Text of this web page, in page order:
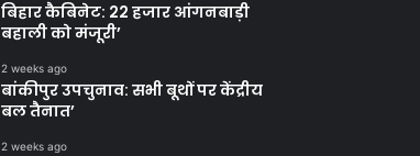
बिहार कैबिनेट: 22 हजार आंगनबाड़ी
बहाली को मंजूरी’
2 weeks ago
बांकीपुर उपचुनाव: सभी बूथों पर केंद्रीय
बल तैनात’
2 weeks ago